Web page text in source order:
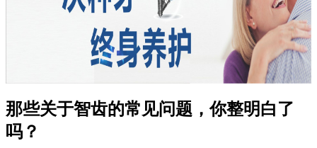
那些关于智齿的常见问题，你整明白了
吗？